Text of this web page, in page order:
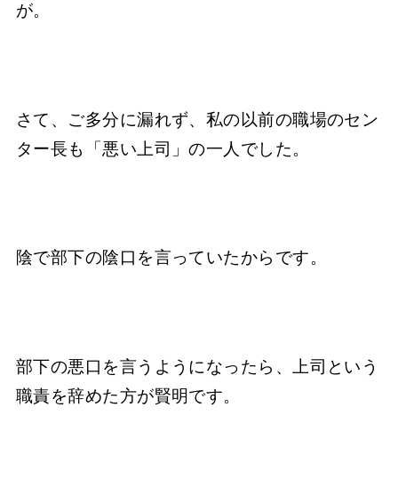
が。
さて、ご多分に漏れず、私の以前の職場のセン
ター長も「悪い上司」の一人でした。
陰で部下の陰口を言っていたからです。
部下の悪口を言うようになったら、上司という
職責を辞めた方が賢明です。